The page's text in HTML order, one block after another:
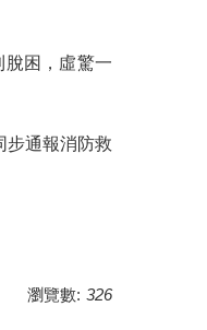
困，虛驚一
步通報消防救
瀏覽數: 326